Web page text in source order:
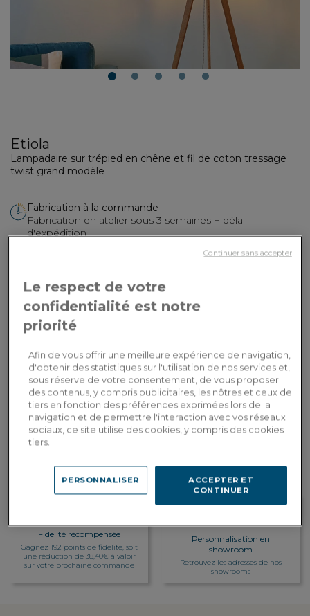
1 2 3 4 5
Etiola
Lampadaire sur trépied en chêne et fil de coton tressage
twist grand modèle
Fabrication à la commande
Fabrication en atelier sous 3 semaines + délai
d'expédition
Dimensions : Grand modèle
1 929,00€
AJOUTER AU PANIER
Livraison sur-mesure
Estimer mes frais de livraison par pays
Fidelité récompensée
Gagnez 192 points de fidélité, soit
une réduction de 38,40€ à valoir
sur votre prochaine commande
Personnalisation en
showroom
Retrouvez les adresses de nos
showrooms
Le respect de votre
confidentialité est notre
priorité
Afin de vous offrir une meilleure expérience de navigation,
d'obtenir des statistiques sur l'utilisation de nos services et,
sous réserve de votre consentement, de vous proposer
des contenus, y compris publicitaires, les nôtres et ceux de
tiers en fonction des préférences exprimées lors de la
navigation et de permettre l'interaction avec vos réseaux
sociaux, ce site utilise des cookies, y compris des cookies
tiers.
ACCEPTER ET
CONTINUER
PERSONNALISER
Continuer sans accepter